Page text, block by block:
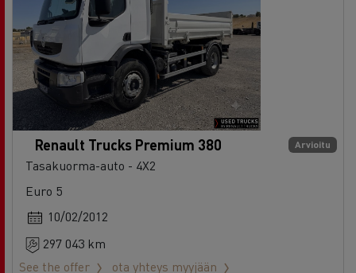
Arvioitu
Renault Trucks Premium 380
Tasakuorma-auto - 4X2
Euro 5
10/02/2012
297 043 km
See the offer
ota yhteys myyjään